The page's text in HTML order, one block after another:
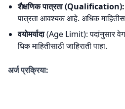
शैक्षणिक पात्रता (Qualification):
पात्रता आवश्यक आहे. अधिक
वयोमर्यादा(Age Limit): पदांनुसार
धिक माहितीसाठी जाहिराती पाहा.
अर्ज प्रक्रिया: